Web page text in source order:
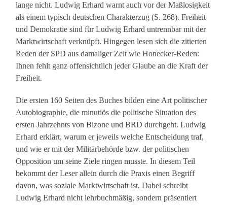
lange nicht. Ludwig Erhard warnt auch vor der Maßlosigkeit
als einem typisch deutschen Charakterzug (S. 268). Freiheit
und Demokratie sind für Ludwig Erhard untrennbar mit der
Marktwirtschaft verknüpft. Hingegen lesen sich die zitierten
Reden der SPD aus damaliger Zeit wie Honecker-Reden:
Ihnen fehlt ganz offensichtlich jeder Glaube an die Kraft der
Freiheit.
Die ersten 160 Seiten des Buches bilden eine Art politischer
Autobiographie, die minutiös die politische Situation des
ersten Jahrzehnts von Bizone und BRD durchgeht. Ludwig
Erhard erklärt, warum er jeweils welche Entscheidung traf,
und wie er mit der Militärbehörde bzw. der politischen
Opposition um seine Ziele ringen musste. In diesem Teil
bekommt der Leser allein durch die Praxis einen Begriff
davon, was soziale Marktwirtschaft ist. Dabei schreibt
Ludwig Erhard nicht lehrbuchmäßig, sondern präsentiert